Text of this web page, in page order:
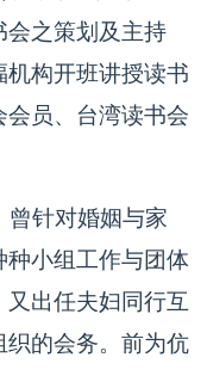
会之策划及主持
机构开班讲授读书
员、台湾读书会
针对婚姻与家
种小组工作与团体
出任夫妇同行互
织的会务。前为伉